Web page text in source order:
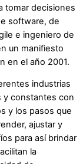
tomar decisiones
software, de
e ingeniero de
un manifiesto
en el año 2001.
industrias
y constantes con
y los pasos que
ajustar y
para así brindar
la